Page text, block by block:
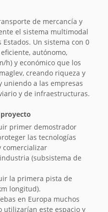
de mercancía y
el sistema multimodal
Un sistema con 0
autónomo,
h) y económico que los
creando riqueza y
uniendo a las empresas
y de infraestructuras.
primer demostrador
las tecnologías
comercializar
(subsistema de
la primera pista de
longitud).
en Europa muchos
utilizarían este espacio y